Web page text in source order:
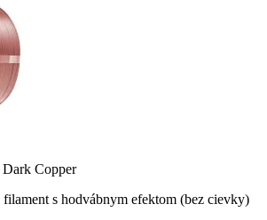
Copper
s hodvábnym efektom (bez cievky)